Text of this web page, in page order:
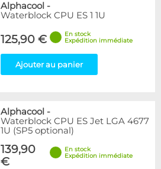
Alphacool -
Waterblock CPU ES 1 1U
125,90 €
En stock
Expédition immédiate
Ajouter au panier
Alphacool -
Waterblock CPU ES Jet LGA 4677
1U (SP5 optional)
139,90
€
En stock
Expédition immédiate